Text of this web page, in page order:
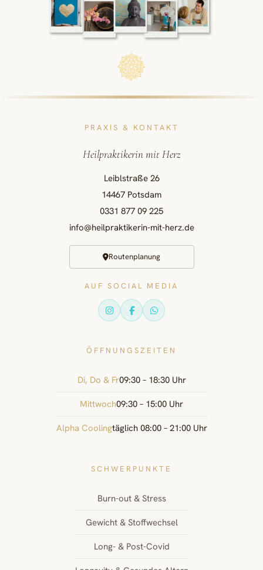
PRAXIS & KONTAKT
Heilpraktikerin mit Herz
Leiblstraße 26
14467 Potsdam
0331 877 09 225
info@heilpraktikerin-mit-herz.de
Routenplanung
AUF SOCIAL MEDIA
ÖFFNUNGSZEITEN
Di, Do & Fr09:30 – 18:30 Uhr
Mittwoch09:30 – 15:00 Uhr
Alpha Coolingtäglich 08:00 – 21:00 Uhr
SCHWERPUNKTE
Burn-out & Stress
Gewicht & Stoffwechsel
Long- & Post-Covid